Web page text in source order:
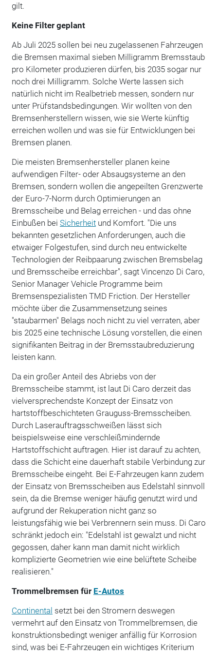
gilt.
Keine Filter geplant
Ab Juli 2025 sollen bei neu zugelassenen Fahrzeugen
die Bremsen maximal sieben Milligramm Bremsstaub
pro Kilometer produzieren dürfen, bis 2035 sogar nur
noch drei Milligramm. Solche Werte lassen sich
natürlich nicht im Realbetrieb messen, sondern nur
unter Prüfstandsbedingungen. Wir wollten von den
Bremsenherstellern wissen, wie sie Werte künftig
erreichen wollen und was sie für Entwicklungen bei
Bremsen planen.
Die meisten Bremsenhersteller planen keine
aufwendigen Filter- oder Absaugsysteme an den
Bremsen, sondern wollen die angepeilten Grenzwerte
der Euro-7-Norm durch Optimierungen an
Bremsscheibe und Belag erreichen - und das ohne
Einbußen bei Sicherheitund Komfort. "Die uns
bekannten gesetzlichen Anforderungen, auch die
etwaiger Folgestufen, sind durch neu entwickelte
Technologien der Reibpaarung zwischen Bremsbelag
und Bremsscheibe erreichbar", sagt Vincenzo Di Caro,
Senior Manager Vehicle Programme beim
Bremsenspezialisten TMD Friction. Der Hersteller
möchte über die Zusammensetzung seines
"staubarmen" Belags noch nicht zu viel verraten, aber
bis 2025 eine technische Lösung vorstellen, die einen
signifikanten Beitrag in der Bremsstaubreduzierung
leisten kann.
Da ein großer Anteil des Abriebs von der
Bremsscheibe stammt, ist laut Di Caro derzeit das
vielversprechendste Konzept der Einsatz von
hartstoffbeschichteten Grauguss-Bremsscheiben.
Durch Laserauftragsschweißen lässt sich
beispielsweise eine verschleißmindernde
Hartstoffschicht auftragen. Hier ist darauf zu achten,
dass die Schicht eine dauerhaft stabile Verbindung zur
Bremsscheibe eingeht. Bei E-Fahrzeugen kann zudem
der Einsatz von Bremsscheiben aus Edelstahl sinnvoll
sein, da die Bremse weniger häufig genutzt wird und
aufgrund der Rekuperation nicht ganz so
leistungsfähig wie bei Verbrennern sein muss. Di Caro
schränkt jedoch ein: "Edelstahl ist gewalzt und nicht
gegossen, daher kann man damit nicht wirklich
komplizierte Geometrien wie eine belüftete Scheibe
realisieren."
Trommelbremsen für E-Autos
Continental setzt bei den Stromern deswegen
vermehrt auf den Einsatz von Trommelbremsen, die
konstruktionsbedingt weniger anfällig für Korrosion
sind, was bei E-Fahrzeugen ein wichtiges Kriterium